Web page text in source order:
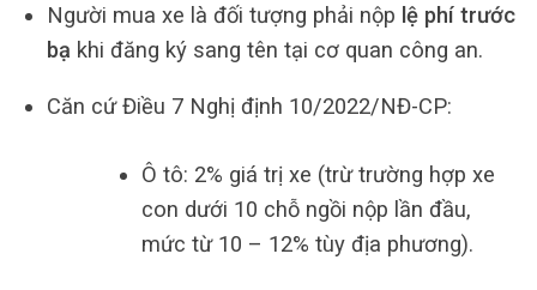
Người mua xe là đối tượng phải nộp lệ phí trước
bạ khi đăng ký sang tên tại cơ quan công an.
Căn cứ Điều 7 Nghị định 10/2022/NĐ-CP:
Ô tô: 2% giá trị xe (trừ trường hợp xe
con dưới 10 chỗ ngồi nộp lần đầu,
mức từ 10 – 12% tùy địa phương).